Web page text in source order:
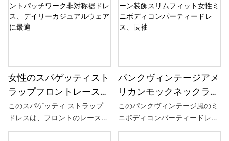
女性のスパゲッティスト
ラップフロントレースア
ッププリントパッチワー
ク非対称裾ドレス、デイ
リーカジュアルウェアに
このスパゲッティ ストラップ
ドレスは、フロントのレースア
ップ、プリントのパッチワー
パンクヴィンテージアメ
リカンモックネックラウ
ンドチェーン装飾スリム
フィット女性ミニボディ
コンパーティードレス、
このパンクヴィンテージ風のミ
ニボディコンパーティードレス
は、アメリカンクラシックとモ